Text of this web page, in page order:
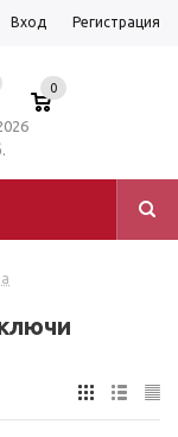
Вход Регистрация
0